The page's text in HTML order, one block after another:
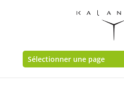
Sélectionner une page